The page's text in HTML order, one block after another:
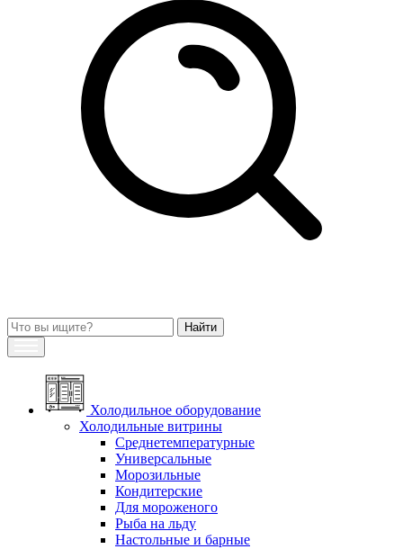
Холодильное оборудование
Холодильные витрины
Среднетемпературные
Универсальные
Морозильные
Кондитерские
Для мороженого
Рыба на льду
Настольные и барные